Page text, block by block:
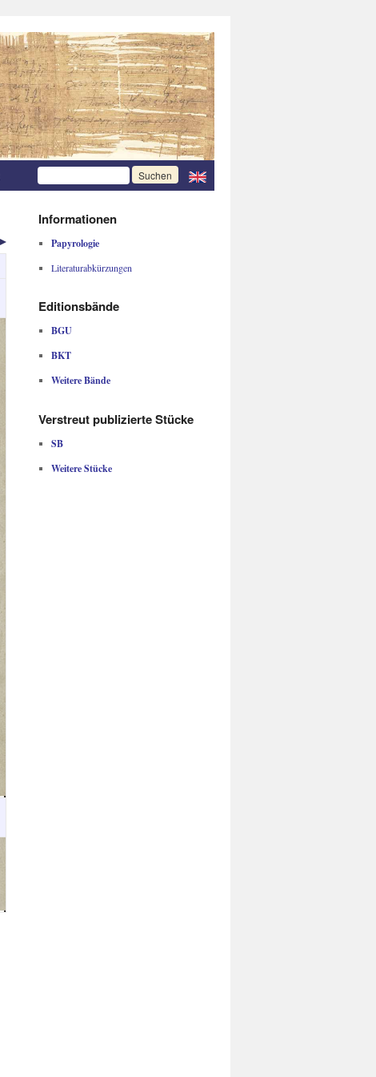
Informationen
Papyrologie
Literaturabkürzungen
Editionsbände
BGU
BKT
Weitere Bände
Verstreut publizierte Stücke
SB
Weitere Stücke